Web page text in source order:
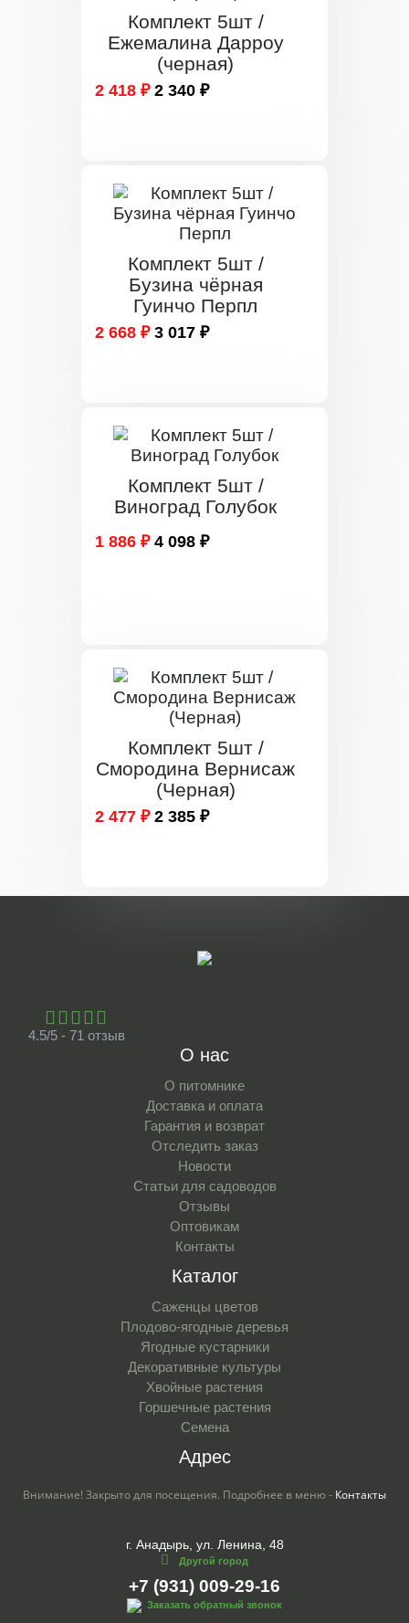
Комплект 5шт /
Ежемалина Дарроу
(черная)
2 418 ₽ 2 340 ₽
Комплект 5шт /
Бузина чёрная
Гуинчо Перпл
2 668 ₽ 3 017 ₽
Комплект 5шт /
Виноград Голубок
1 886 ₽ 4 098 ₽
Комплект 5шт /
Смородина Вернисаж
(Черная)
2 477 ₽ 2 385 ₽
4.5/5 - 71 отзыв
О нас
О питомнике
Доставка и оплата
Гарантия и возврат
Отследить заказ
Новости
Статьи для садоводов
Отзывы
Оптовикам
Контакты
Каталог
Саженцы цветов
Плодово-ягодные деревья
Ягодные кустарники
Декоративные культуры
Хвойные растения
Горшечные растения
Семена
Адрес
Внимание! Закрыто для посещения. Подробнее в меню - Контакты
г. Анадырь, ул. Ленина, 48
Другой город
+7 (931) 009-29-16
Заказать обратный звонок